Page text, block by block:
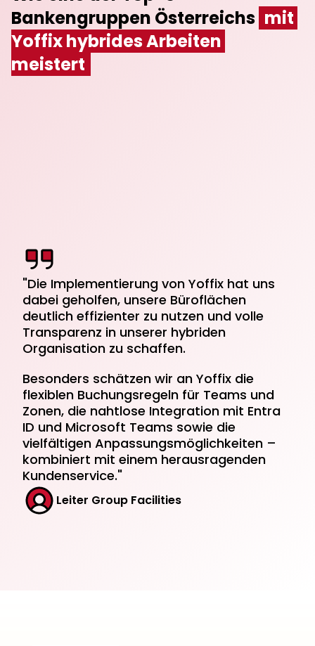
Bankengruppen Österreichs mit
Yoffix hybrides Arbeiten
meistert
>95%
"Die Implementierung von Yoffix hat uns
dabei geholfen, unsere Büroflächen
deutlich effizienter zu nutzen und volle
Transparenz in unserer hybriden
Organisation zu schaffen.
Besonders schätzen wir an Yoffix die
flexiblen Buchungsregeln für Teams und
Zonen, die nahtlose Integration mit Entra
ID und Microsoft Teams sowie die
vielfältigen Anpassungsmöglichkeiten –
kombiniert mit einem herausragenden
Kundenservice."
Leiter Group Facilities